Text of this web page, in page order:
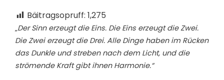
Bäitragsopruff: 1,275
„Der Sinn erzeugt die Eins. Die Eins erzeugt die Zwei.
Die Zwei erzeugt die Drei. Alle Dinge haben im Rücken
das Dunkle und streben nach dem Licht, und die
strömende Kraft gibt ihnen Harmonie.“